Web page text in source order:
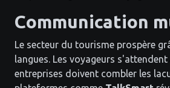
Communication
Le secteur du tourisme prospère
langues. Les voyageurs
entreprises doivent combler les